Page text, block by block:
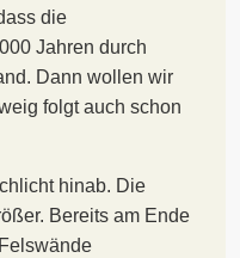
die
Jahren durch
Dann wollen wir
folgt auch schon
hinab. Die
Bereits am Ende